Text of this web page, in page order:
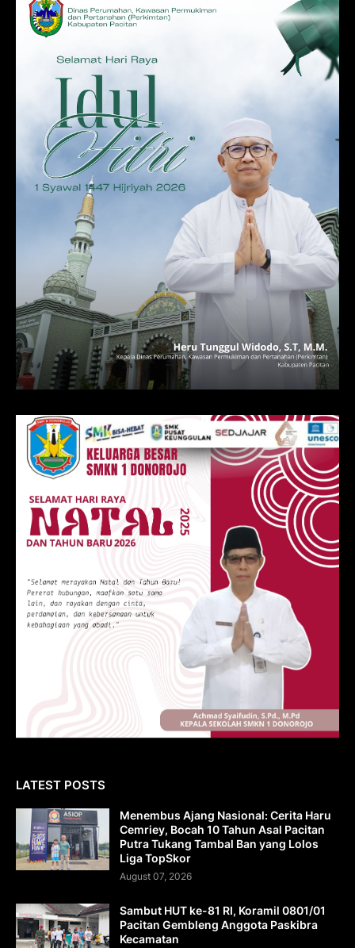
LATEST POSTS
Menembus Ajang Nasional: Cerita Haru
Cemriey, Bocah 10 Tahun Asal Pacitan
Putra Tukang Tambal Ban yang Lolos
Liga TopSkor
August 07, 2026
Sambut HUT ke-81 RI, Koramil 0801/01
Pacitan Gembleng Anggota Paskibra
Kecamatan